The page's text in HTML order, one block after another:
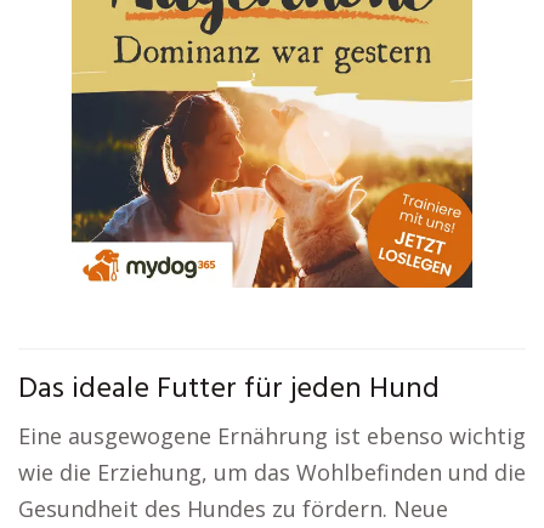
Das ideale Futter für jeden Hund
Eine ausgewogene Ernährung ist ebenso wichtig
wie die Erziehung, um das Wohlbefinden und die
Gesundheit des Hundes zu fördern. Neue